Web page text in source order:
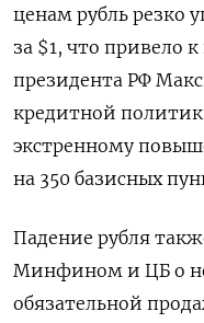
ценам рубль резко
за $1, что привело
президента РФ
кредитной
экстренному
на 350 базисных
Падение рубля
Минфином и ЦБ о
обязательной